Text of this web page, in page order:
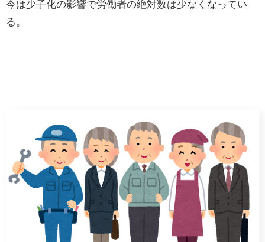
今は少子化の影響で労働者の絶対数は少なくなってい
る。